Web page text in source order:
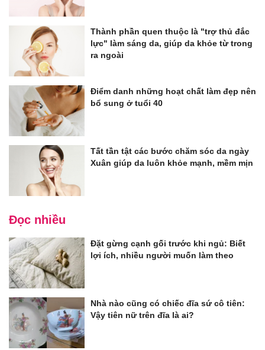
Thành phần quen thuộc là "trợ thủ đắc
lực" làm sáng da, giúp da khỏe từ trong
ra ngoài
Điểm danh những hoạt chất làm đẹp nên
bổ sung ở tuổi 40
Tất tần tật các bước chăm sóc da ngày
Xuân giúp da luôn khỏe mạnh, mềm mịn
Đọc nhiều
Đặt gừng cạnh gối trước khi ngủ: Biết
lợi ích, nhiều người muốn làm theo
Nhà nào cũng có chiếc đĩa sứ cô tiên:
Vậy tiên nữ trên đĩa là ai?